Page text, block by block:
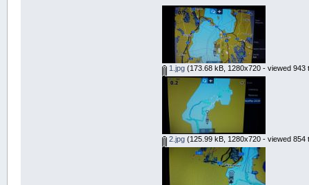
1.jpg(173.68 kB, 1280x720 - viewed 943
2.jpg(125.99 kB, 1280x720 - viewed 854